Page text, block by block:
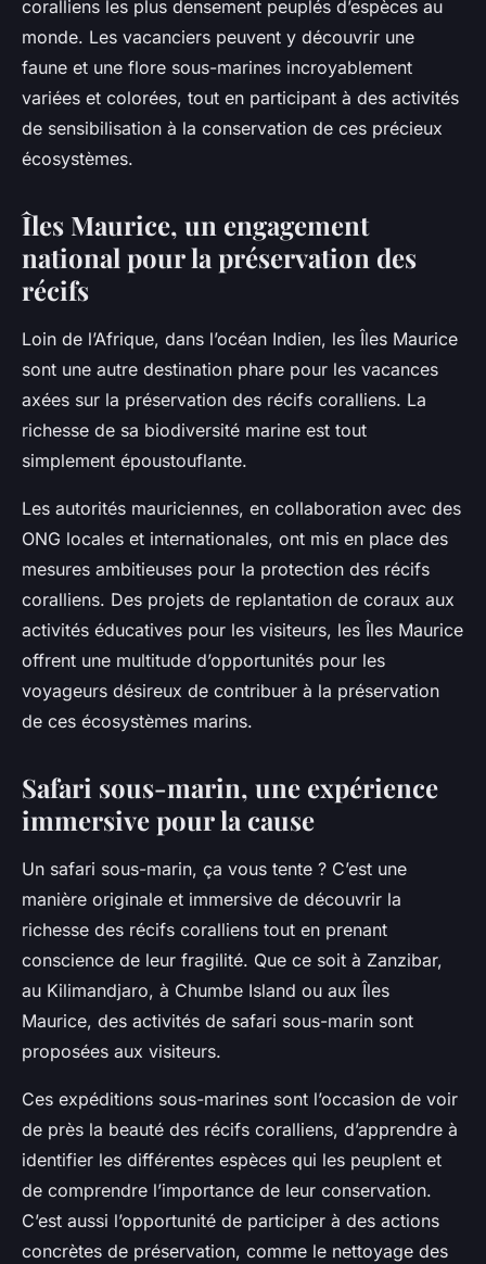
coralliens les plus densement peuplés d’espèces au
monde. Les vacanciers peuvent y découvrir une
faune et une flore sous-marines incroyablement
variées et colorées, tout en participant à des activités
de sensibilisation à la conservation de ces précieux
écosystèmes.
Îles Maurice, un engagement
national pour la préservation des
récifs
Loin de l’Afrique, dans l’océan Indien, les Îles Maurice
sont une autre destination phare pour les vacances
axées sur la préservation des récifs coralliens. La
richesse de sa biodiversité marine est tout
simplement époustouflante.
Les autorités mauriciennes, en collaboration avec des
ONG locales et internationales, ont mis en place des
mesures ambitieuses pour la protection des récifs
coralliens. Des projets de replantation de coraux aux
activités éducatives pour les visiteurs, les Îles Maurice
offrent une multitude d’opportunités pour les
voyageurs désireux de contribuer à la préservation
de ces écosystèmes marins.
Safari sous-marin, une expérience
immersive pour la cause
Un safari sous-marin, ça vous tente ? C’est une
manière originale et immersive de découvrir la
richesse des récifs coralliens tout en prenant
conscience de leur fragilité. Que ce soit à Zanzibar,
au Kilimandjaro, à Chumbe Island ou aux Îles
Maurice, des activités de safari sous-marin sont
proposées aux visiteurs.
Ces expéditions sous-marines sont l’occasion de voir
de près la beauté des récifs coralliens, d’apprendre à
identifier les différentes espèces qui les peuplent et
de comprendre l’importance de leur conservation.
C’est aussi l’opportunité de participer à des actions
concrètes de préservation, comme le nettoyage des